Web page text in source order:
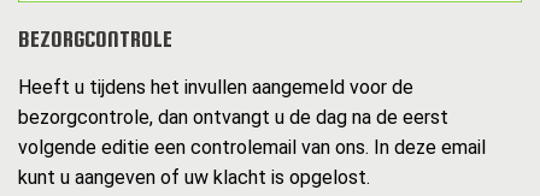
BEZORGCONTROLE
Heeft u tijdens het invullen aangemeld voor de
bezorgcontrole, dan ontvangt u de dag na de eerst
volgende editie een controlemail van ons. In deze email
kunt u aangeven of uw klacht is opgelost.